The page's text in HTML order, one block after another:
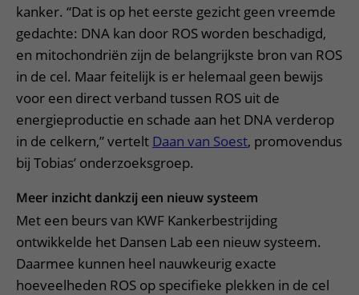
kanker. “Dat is op het eerste gezicht geen vreemde
gedachte: DNA kan door ROS worden beschadigd,
en mitochondriën zijn de belangrijkste bron van ROS
in de cel. Maar feitelijk is er helemaal geen bewijs
voor een direct verband tussen ROS uit de
energieproductie en schade aan het DNA verderop
in de celkern,” vertelt Daan van Soest, promovendus
bij Tobias’ onderzoeksgroep.
Meer inzicht dankzij een nieuw systeem
Met een beurs van KWF Kankerbestrijding
ontwikkelde het Dansen Lab een nieuw systeem.
Daarmee kunnen heel nauwkeurig exacte
hoeveelheden ROS op specifieke plekken in de cel